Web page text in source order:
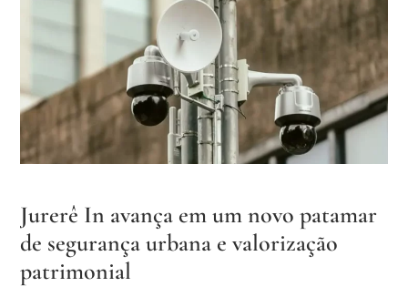
Jurerê In avança em um novo patamar
de segurança urbana e valorização
patrimonial